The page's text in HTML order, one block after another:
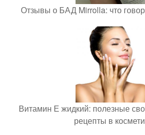
Отзывы о БАД Mirrolla: что
Витамин Е жидкий: полезные
рецепты в